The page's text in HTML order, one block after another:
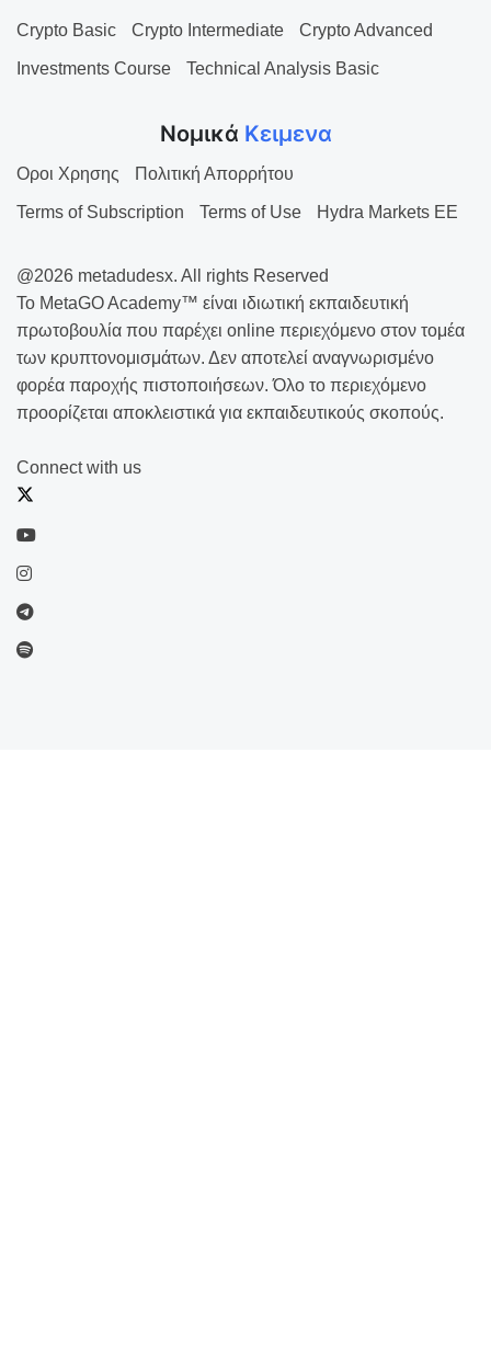
Crypto Basic Crypto Intermediate Crypto Advanced
Investments Course Technical Analysis Basic
Νομικά Κειμενα
Οροι Χρησης Πολιτική Απορρήτου
Terms of Subscription Terms of Use Hydra Markets EE
@2026 metadudesx. All rights Reserved
Το MetaGO Academy™ είναι ιδιωτική εκπαιδευτική
πρωτοβουλία που παρέχει online περιεχόμενο στον τομέα
των κρυπτονομισμάτων. Δεν αποτελεί αναγνωρισμένο
φορέα παροχής πιστοποιήσεων. Όλο το περιεχόμενο
προορίζεται αποκλειστικά για εκπαιδευτικούς σκοπούς.
Connect with us